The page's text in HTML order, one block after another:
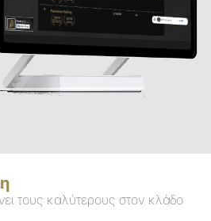
τους καλύτερους στον κλάδο